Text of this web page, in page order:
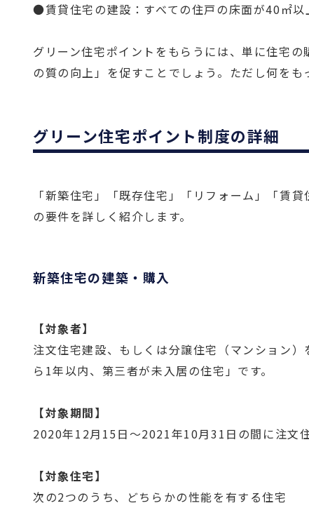
●賃貸住宅の建設：すべての住戸の床面が40㎡
グリーン住宅ポイントをもらうには、単に住宅
の質の向上」を促すことでしょう。ただし何を
グリーン住宅ポイント制度の詳細
「新築住宅」「既存住宅」「リフォーム」「賃
の要件を詳しく紹介します。
新築住宅の建築・購入
【対象者】
注文住宅建設、もしくは分譲住宅（マンション
ら1年以内、第三者が未入居の住宅」です。
【対象期間】
2020年12月15日〜2021年10月31日の間に注文
【対象住宅】
次の2つのうち、どちらかの性能を有する住宅